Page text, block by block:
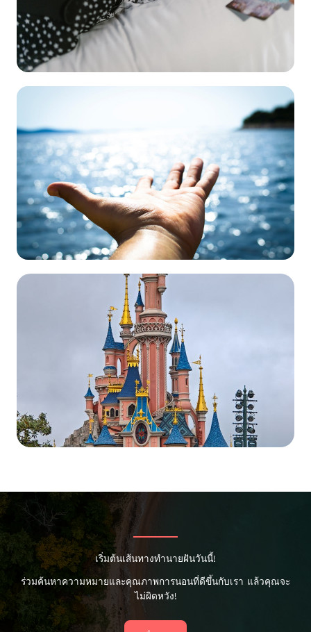
เริ่มต้นเส้นทางทำนายฝันวันนี้!
ร่วมค้นหาความหมายและคุณภาพการนอนที่ดีขึ้นกับเรา แล้วคุณจะ
ไม่ผิดหวัง!